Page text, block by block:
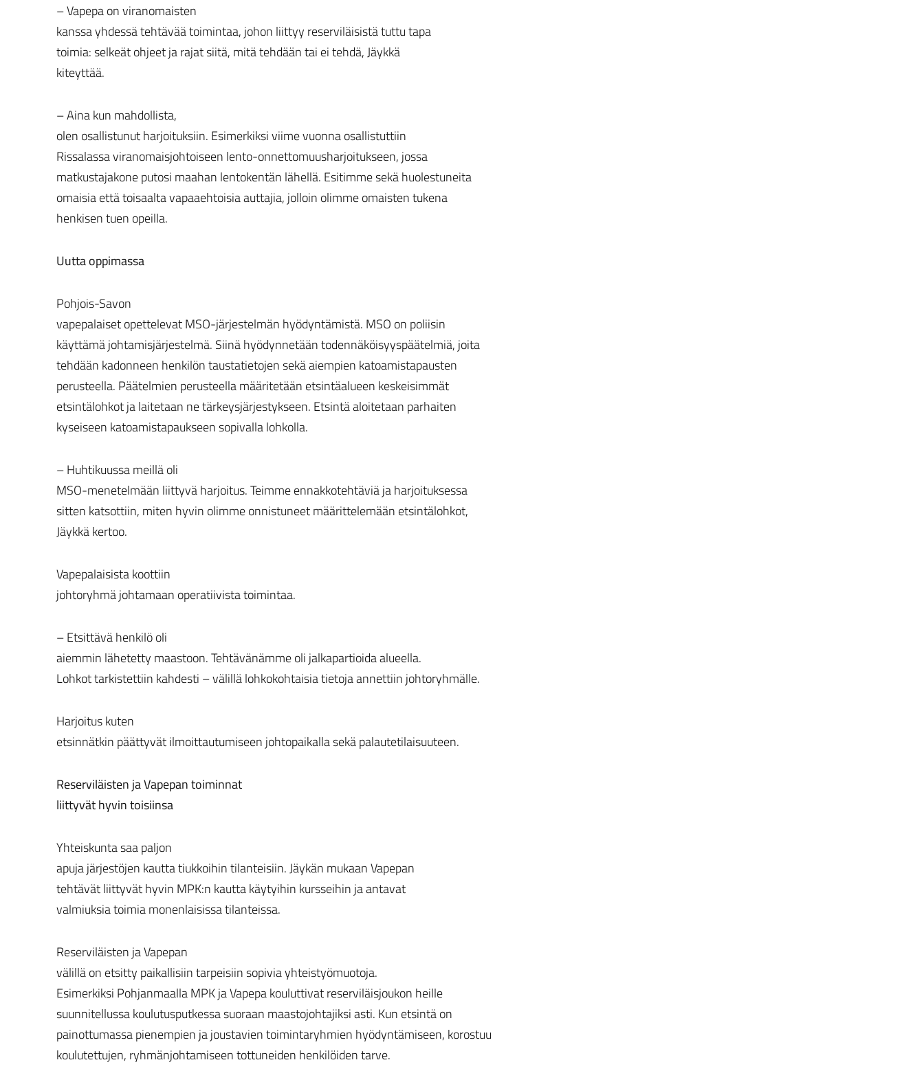
– Vapepa on viranomaisten
kanssa yhdessä tehtävää toimintaa, johon liittyy reserviläisistä tuttu tapa
toimia: selkeät ohjeet ja rajat siitä, mitä tehdään tai ei tehdä, Jäykkä
kiteyttää.
– Aina kun mahdollista,
olen osallistunut harjoituksiin. Esimerkiksi viime vuonna osallistuttiin
Rissalassa viranomaisjohtoiseen lento-onnettomuusharjoitukseen, jossa
matkustajakone putosi maahan lentokentän lähellä. Esitimme sekä huolestuneita
omaisia että toisaalta vapaaehtoisia auttajia, jolloin olimme omaisten tukena
henkisen tuen opeilla.
Uutta oppimassa
Pohjois-Savon
vapepalaiset opettelevat MSO-järjestelmän hyödyntämistä. MSO on poliisin
käyttämä johtamisjärjestelmä. Siinä hyödynnetään todennäköisyyspäätelmiä, joita
tehdään kadonneen henkilön taustatietojen sekä aiempien katoamistapausten
perusteella. Päätelmien perusteella määritetään etsintäalueen keskeisimmät
etsintälohkot ja laitetaan ne tärkeysjärjestykseen. Etsintä aloitetaan parhaiten
kyseiseen katoamistapaukseen sopivalla lohkolla.
– Huhtikuussa meillä oli
MSO-menetelmään liittyvä harjoitus. Teimme ennakkotehtäviä ja harjoituksessa
sitten katsottiin, miten hyvin olimme onnistuneet määrittelemään etsintälohkot,
Jäykkä kertoo.
Vapepalaisista koottiin
johtoryhmä johtamaan operatiivista toimintaa.
– Etsittävä henkilö oli
aiemmin lähetetty maastoon. Tehtävänämme oli jalkapartioida alueella.
Lohkot tarkistettiin kahdesti – välillä lohkokohtaisia tietoja annettiin johtoryhmälle.
Harjoitus kuten
etsinnätkin päättyvät ilmoittautumiseen johtopaikalla sekä palautetilaisuuteen.
Reserviläisten ja Vapepan toiminnat
liittyvät hyvin toisiinsa
Yhteiskunta saa paljon
apuja järjestöjen kautta tiukkoihin tilanteisiin. Jäykän mukaan Vapepan
tehtävät liittyvät hyvin MPK:n kautta käytyihin kursseihin ja antavat
valmiuksia toimia monenlaisissa tilanteissa.
Reserviläisten ja Vapepan
välillä on etsitty paikallisiin tarpeisiin sopivia yhteistyömuotoja.
Esimerkiksi Pohjanmaalla MPK ja Vapepa kouluttivat reserviläisjoukon heille
suunnitellussa koulutusputkessa suoraan maastojohtajiksi asti. Kun etsintä on
painottumassa pienempien ja joustavien toimintaryhmien hyödyntämiseen, korostuu
koulutettujen, ryhmänjohtamiseen tottuneiden henkilöiden tarve.